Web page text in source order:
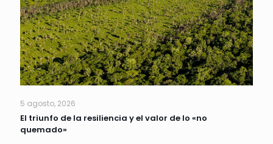
5 agosto, 2026
El triunfo de la resiliencia y el valor de lo «no
quemado»